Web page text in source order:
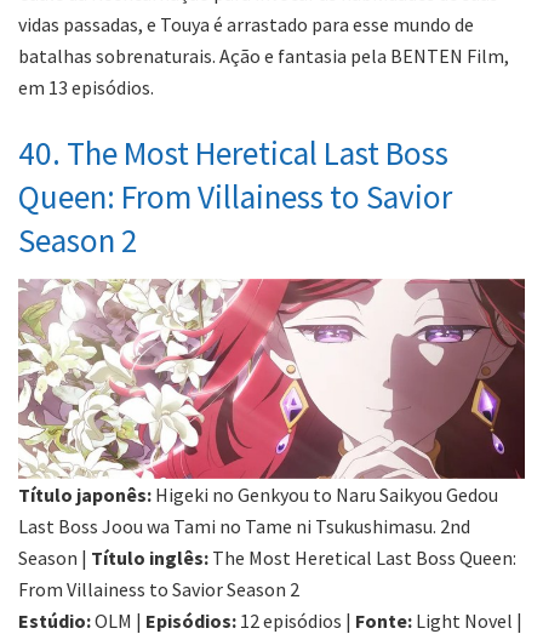
vidas passadas, e Touya é arrastado para esse mundo de
batalhas sobrenaturais. Ação e fantasia pela BENTEN Film,
em 13 episódios.
40. The Most Heretical Last Boss
Queen: From Villainess to Savior
Season 2
Título japonês: Higeki no Genkyou to Naru Saikyou Gedou
Last Boss Joou wa Tami no Tame ni Tsukushimasu. 2nd
Season | Título inglês: The Most Heretical Last Boss Queen:
From Villainess to Savior Season 2
Estúdio:OLM | Episódios: 12 episódios | Fonte: Light Novel |